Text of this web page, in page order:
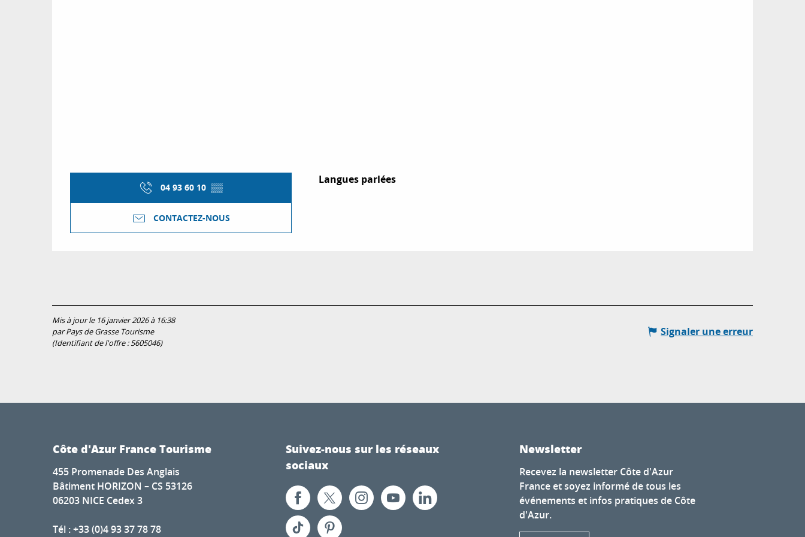
04 93 60 10 ▒▒
CONTACTEZ-NOUS
Langues parlées
Langues parlées
Mis à jour le 16 janvier 2026 à 16:38
par Pays de Grasse Tourisme
(Identifiant de l'offre :5605046)
Signaler une erreur
Côte d'Azur France Tourisme
455 Promenade Des Anglais
Bâtiment HORIZON – CS 53126
06203 NICE Cedex 3
Tél : +33 (0)4 93 37 78 78
Suivez-nous sur les réseaux
sociaux
Newsletter
Recevez la newsletter Côte d'Azur
France et soyez informé de tous les
événements et infos pratiques de Côte
d'Azur.